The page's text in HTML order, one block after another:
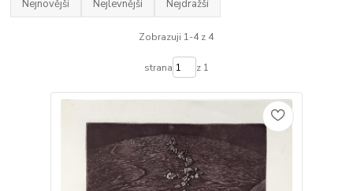
Nejnovější Nejlevnější Nejdražší
Zobrazuji 1-4 z 4
strana z 1